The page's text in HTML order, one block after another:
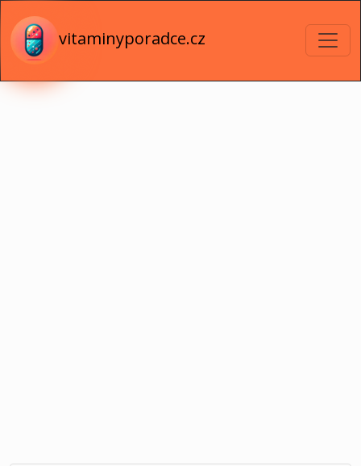
vitaminyporadce.cz